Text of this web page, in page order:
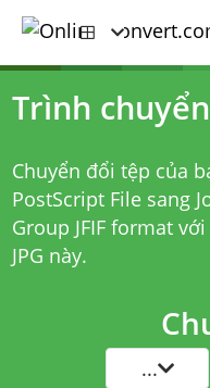
Trình chuyển
Chuyển đổi tệp của
PostScript File sang
Group JFIF format với
JPG này.
...